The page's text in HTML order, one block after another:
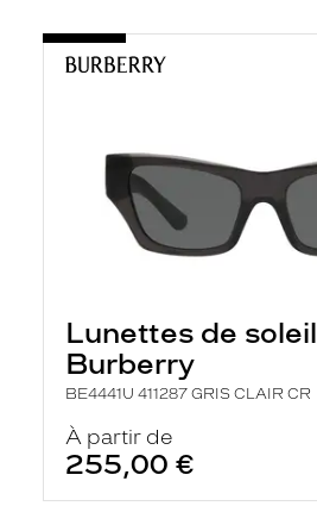
Lunettes de soleil
Burberry
BE4441U 411287 GRIS CLAIR CR
À partir de
255,00 €